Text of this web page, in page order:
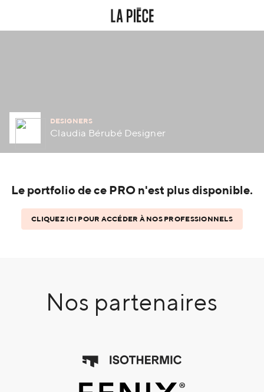
DESIGNERS
Claudia Bérubé Designer
Le portfolio de ce PRO n'est plus disponible.
CLIQUEZ ICI POUR ACCÉDER À NOS PROFESSIONNELS
Nos partenaires